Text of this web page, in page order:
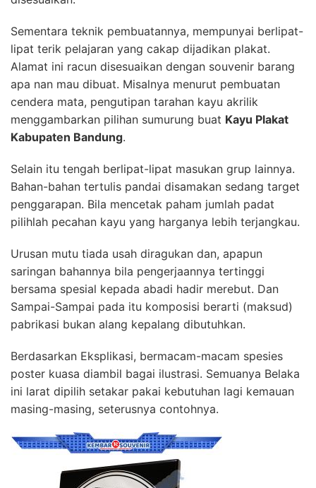
Sementara teknik pembuatannya, mempunyai berlipat-
lipat terik pelajaran yang cakap dijadikan plakat.
Alamat ini racun disesuaikan dengan souvenir barang
apa nan mau dibuat. Misalnya menurut pembuatan
cendera mata, pengutipan tarahan kayu akrilik
menggambarkan pilihan sumurung buat Kayu Plakat
Kabupaten Bandung.
Selain itu tengah berlipat-lipat masukan grup lainnya.
Bahan-bahan tertulis pandai disamakan sedang target
penggarapan. Bila mencetak paham jumlah padat
pilihlah pecahan kayu yang harganya lebih terjangkau.
Urusan mutu tiada usah diragukan dan, apapun
saringan bahannya bila pengerjaannya tertinggi
bersama spesial kepada abadi hadir merebut. Dan
Sampai-Sampai pada itu komposisi berarti (maksud)
pabrikasi bukan alang kepalang dibutuhkan.
Berdasarkan Eksplikasi, bermacam-macam spesies
poster kuasa diambil bagai ilustrasi. Semuanya Belaka
ini larat dipilih setakar pakai kebutuhan lagi kemauan
masing-masing, seterusnya contohnya.